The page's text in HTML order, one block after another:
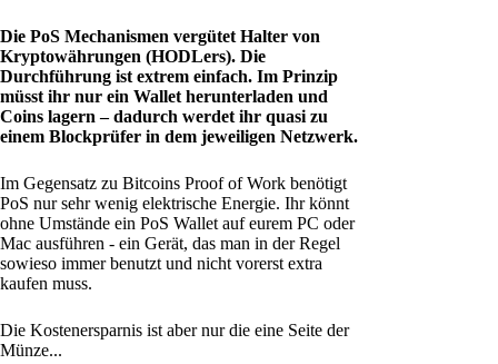
Die PoS Mechanismen vergütet Halter von
Kryptowährungen (HODLers). Die
Durchführung ist extrem einfach. Im Prinzip
müsst ihr nur ein Wallet herunterladen und
Coins lagern – dadurch werdet ihr quasi zu
einem Blockprüfer in dem jeweiligen Netzwerk.
Im Gegensatz zu Bitcoins Proof of Work benötigt
PoS nur sehr wenig elektrische Energie. Ihr könnt
ohne Umstände ein PoS Wallet auf eurem PC oder
Mac ausführen - ein Gerät, das man in der Regel
sowieso immer benutzt und nicht vorerst extra
kaufen muss.
Die Kostenersparnis ist aber nur die eine Seite der
Münze...